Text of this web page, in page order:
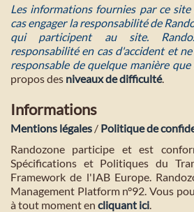
Les informations fournies par ce
cas engager la responsabilité de
qui participent au site.
responsabilité en cas d'accident et
responsable de quelque manière que
propos des niveaux de difficulté.
Informations
Mentions légales / Politique de
Randozone participe et est
Spécifications et Politiques du
Framework de l'IAB Europe.
Management Platform n°92. Vous
à tout moment en cliquant ici.